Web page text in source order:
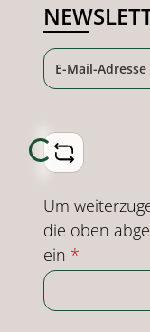
Loading...
Um
die oben
ein *